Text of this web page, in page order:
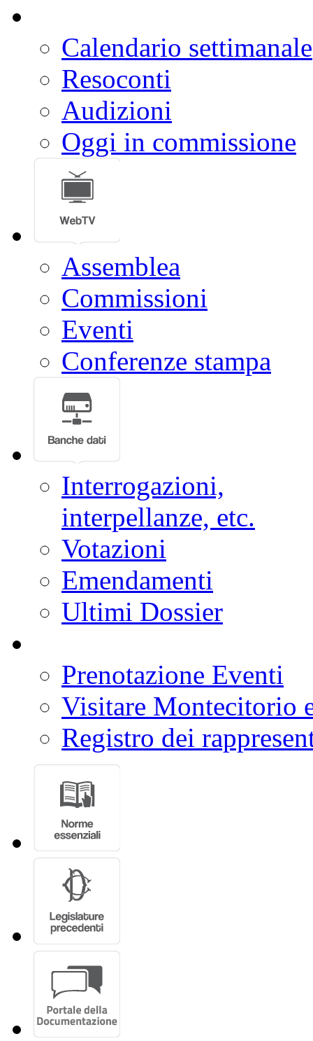
Calendario settimanale
Resoconti
Audizioni
Oggi in commissione
Assemblea
Commissioni
Eventi
Conferenze stampa
Interrogazioni,
interpellanze, etc.
Votazioni
Emendamenti
Ultimi Dossier
Prenotazione Eventi
Visitare Montecitorio
Registro dei